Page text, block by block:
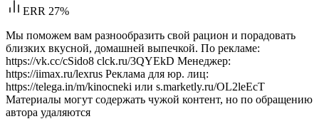
ERR 27%
Мы поможем вам разнообразить свой рацион и порадовать
близких вкусной, домашней выпечкой. По рекламе:
https://vk.cc/cSido8 clck.ru/3QYEkD Менеджер:
https://iimax.ru/lexrus Реклама для юр. лиц:
https://telega.in/m/kinocneki или s.marketly.ru/OL2leEcT
Материалы могут содержать чужой контент, но по обращению
автора удаляются